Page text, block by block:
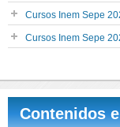
Cursos Inem Sepe
Cursos Inem Sepe
Contenidos